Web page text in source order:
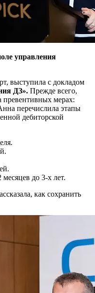
управления
выступила с докладом
ДЗ». Прежде всего,
превентивных мерах:
перечислила этапы
дебиторской
до 3-х лет.
как сохранить